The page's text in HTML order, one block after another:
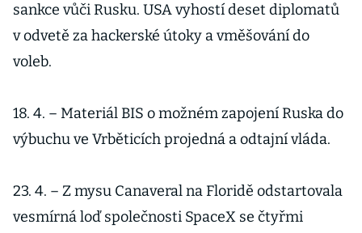
sankce vůči Rusku. USA vyhostí deset diplomatů
v odvetě za hackerské útoky a vměšování do
voleb.
18. 4. – Materiál BIS o možném zapojení Ruska do
výbuchu ve Vrběticích projedná a odtajní vláda.
23. 4. – Z mysu Canaveral na Floridě odstartovala
vesmírná loď společnosti SpaceX se čtyřmi